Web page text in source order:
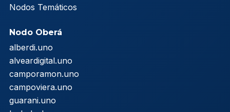
Nodos Temáticos
Nodo Oberá
alberdi.uno
alveardigital.uno
camporamon.uno
campoviera.uno
guarani.uno